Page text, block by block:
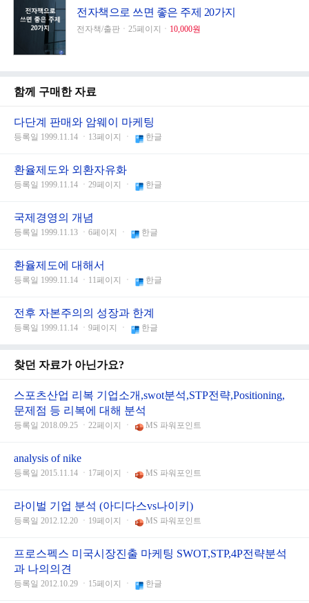
전자책으로 쓰면 좋은 주제 20가지
전자책/출판ㆍ25페이지ㆍ 10,000원
함께 구매한 자료
다단계 판매와 암웨이 마케팅
등록일 1999.11.14 ㆍ13페이지 ㆍ 한글
환율제도와 외환자유화
등록일 1999.11.14 ㆍ29페이지 ㆍ 한글
국제경영의 개념
등록일 1999.11.13 ㆍ6페이지 ㆍ 한글
환율제도에 대해서
등록일 1999.11.14 ㆍ11페이지 ㆍ 한글
전후 자본주의의 성장과 한계
등록일 1999.11.14 ㆍ9페이지 ㆍ 한글
찾던 자료가 아닌가요?
스포츠산업 리복 기업소개,swot분석,STP전략,Positioning,
문제점 등 리복에 대해 분석
등록일 2018.09.25 ㆍ22페이지 ㆍ MS 파워포인트
analysis of nike
등록일 2015.11.14 ㆍ17페이지 ㆍ MS 파워포인트
라이벌 기업 분석 (아디다스vs나이키)
등록일 2012.12.20 ㆍ19페이지 ㆍ MS 파워포인트
프로스펙스 미국시장진출 마케팅 SWOT,STP,4P전략분석
과 나의의견
등록일 2012.10.29 ㆍ15페이지 ㆍ 한글